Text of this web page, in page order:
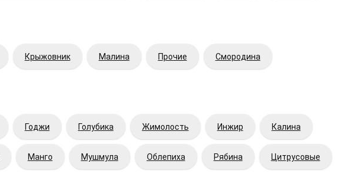
Крыжовник Малина Прочие Смородина
Годжи Голубика Жимолость Инжир Калина
Манго Мушмула Облепиха Рябина Цитрусовые